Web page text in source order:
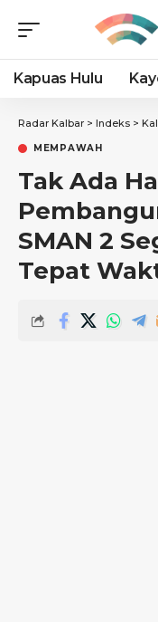
Kapuas Hulu
Radar Kalbar > Indeks >
MEMPAWAH
Tak Ada
SMAN 2
Tepat